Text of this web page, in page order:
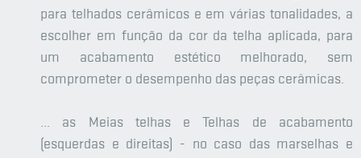
para telhados cerâmicos e em várias tonalidades, a
escolher em função da cor da telha aplicada, para
um acabamento estético melhorado, sem
comprometer o desempenho das peças cerâmicas.
... as Meias telhas e Telhas de acabamento
(esquerdas e direitas) - no caso das marselhas e